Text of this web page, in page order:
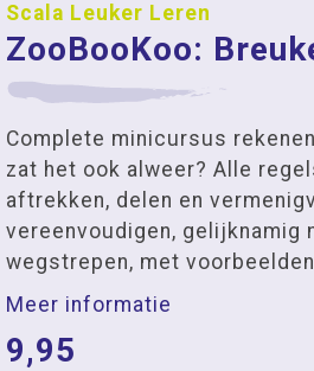
Scala Leuker Leren
ZooBooKoo:
Complete minicursus
zat het ook alweer? Alle
aftrekken, delen en
vereenvoudigen, gelijknamig
wegstrepen, met
Meer informatie
9,95